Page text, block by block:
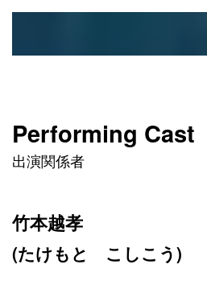
Performing Cast
出演関係者
竹本越孝
(たけもと こしこう)